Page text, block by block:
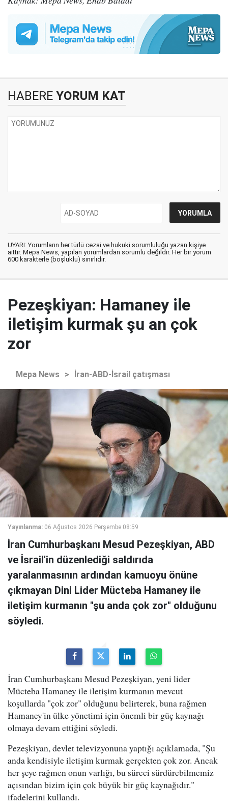
HABERE YORUM KAT
UYARI: Yorumların her türlü cezai ve hukuki sorumluluğu yazan kişiye
aittir. Mepa News, yapılan yorumlardan sorumlu değildir. Her bir yorum
600 karakterle (boşluklu) sınırlıdır.
Pezeşkiyan: Hamaney ile
iletişim kurmak şu an çok
zor
Mepa News > İran-ABD-İsrail çatışması
Yayınlanma: 06 Ağustos 2026 Perşembe 08:59
İran Cumhurbaşkanı Mesud Pezeşkiyan, ABD
ve İsrail'in düzenlediği saldırıda
yaralanmasının ardından kamuoyu önüne
çıkmayan Dini Lider Mücteba Hamaney ile
iletişim kurmanın "şu anda çok zor" olduğunu
söyledi.
İran Cumhurbaşkanı Mesud Pezeşkiyan, yeni lider
Mücteba Hamaney ile iletişim kurmanın mevcut
koşullarda "çok zor" olduğunu belirterek, buna rağmen
Hamaney'in ülke yönetimi için önemli bir güç kaynağı
olmaya devam ettiğini söyledi.
Pezeşkiyan, devlet televizyonuna yaptığı açıklamada, "Şu
anda kendisiyle iletişim kurmak gerçekten çok zor. Ancak
her şeye rağmen onun varlığı, bu süreci sürdürebilmemiz
açısından bizim için çok büyük bir güç kaynağıdır."
ifadelerini kullandı.